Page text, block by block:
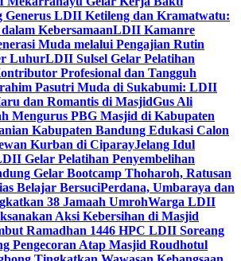
Generus LDII Ketileng dan Kramatwatu:
KebersamaanLDII Kamanre
Muda melalui Pengajian Rutin
LuhurLDII Sulsel Gelar Pelatihan
Profesional dan Tangguh
Pasutri Muda di Sukabumi: LDII
dan Romantis di MasjidGus Ali
Mengurus PBG Masjid di Kabupaten
Kabupaten Bandung Edukasi Calon
Kurban di CiparayJelang Idul
Gelar Pelatihan Penyembelihan
Gelar Bootcamp Thoharoh, Ratusan
Belajar BersuciPerdana, Umbaraya dan
38 Jamaah UmrohWarga LDII
Aksi Kebersihan di Masjid
Ramadhan 1446 HPC LDII Soreang
Pengecoran Atap Masjid Roudhotul